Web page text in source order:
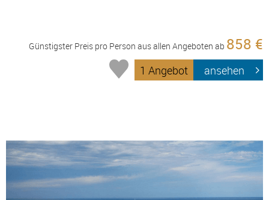
Günstigster Preis pro Person aus allen Angeboten ab 858 €
1 Angebot ansehen